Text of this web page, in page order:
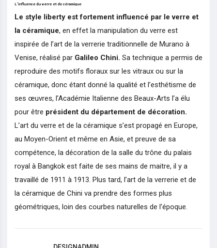
L’influence du verre et de céramique
Le style liberty est fortement influencé par le verre et
la céramique, en effet la manipulation du verre est
inspirée de l’art de la verrerie traditionnelle de Murano à
Venise, réalisé par Galileo Chini. Sa technique a permis de
reproduire des motifs floraux sur les vitraux ou sur la
céramique, donc étant donné la qualité et l’esthétisme de
ses œuvres, l’Académie Italienne des Beaux-Arts l’a élu
pour être président du département de décoration.
L’art du verre et de la céramique s’est propagé en Europe,
au Moyen-Orient et même en Asie, et preuve de sa
compétence, la décoration de la salle du trône du palais
royal à Bangkok est faite de ses mains de maitre, il y a
travaillé de 1911 à 1913. Plus tard, l’art de la verrerie et de
la céramique de Chini va prendre des formes plus
géométriques, loin des courbes naturelles de l’époque.